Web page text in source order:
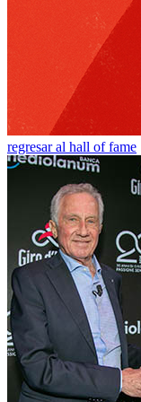
regresar al hall of fame